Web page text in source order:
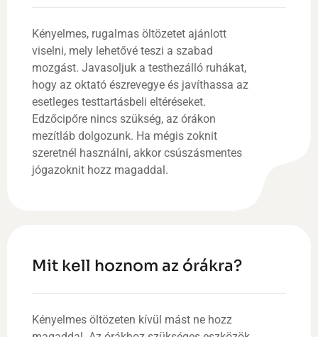
Kényelmes, rugalmas öltözetet ajánlott
viselni, mely lehetővé teszi a szabad
mozgást. Javasoljuk a testhezálló ruhákat,
hogy az oktató észrevegye és javíthassa az
esetleges testtartásbeli eltéréseket.
Edzőcipőre nincs szükség, az órákon
mezítláb dolgozunk. Ha mégis zoknit
szeretnél használni, akkor csúszásmentes
jógazoknit hozz magaddal.
Mit kell hoznom az órákra?
Kényelmes öltözeten kívül mást ne hozz